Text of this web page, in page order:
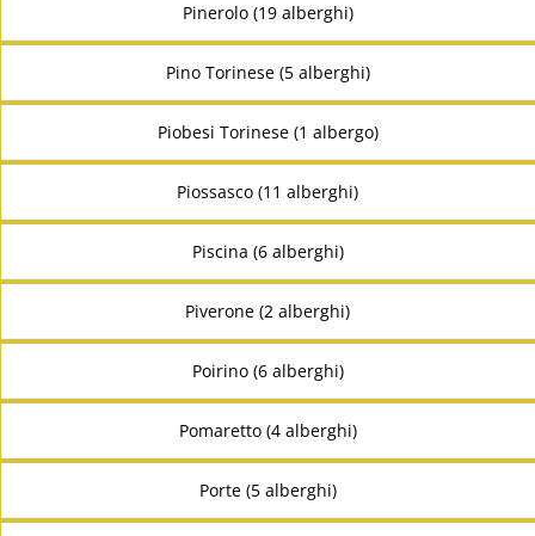
Pinerolo (19 alberghi)
Pino Torinese (5 alberghi)
Piobesi Torinese (1 albergo)
Piossasco (11 alberghi)
Piscina (6 alberghi)
Piverone (2 alberghi)
Poirino (6 alberghi)
Pomaretto (4 alberghi)
Porte (5 alberghi)